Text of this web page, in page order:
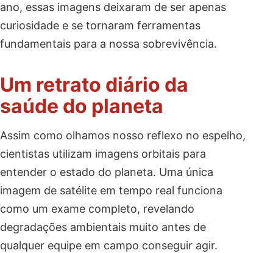
ano, essas imagens deixaram de ser apenas
curiosidade e se tornaram ferramentas
fundamentais para a nossa sobrevivência.
Um retrato diário da
saúde do planeta
Assim como olhamos nosso reflexo no espelho,
cientistas utilizam imagens orbitais para
entender o estado do planeta. Uma única
imagem de satélite em tempo real funciona
como um exame completo, revelando
degradações ambientais muito antes de
qualquer equipe em campo conseguir agir.